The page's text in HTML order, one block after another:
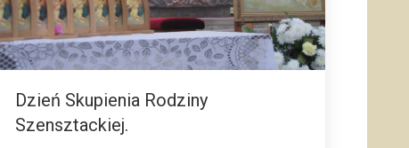
Dzień Skupienia Rodziny
Szensztackiej.